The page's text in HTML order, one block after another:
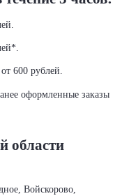
600 рублей.
оформленные заказы
области
Войскорово,